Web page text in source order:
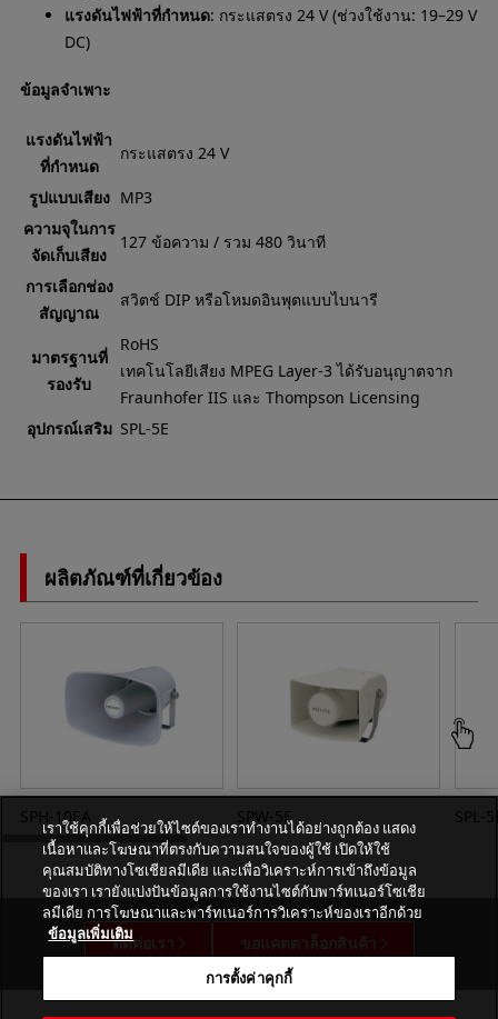
แรงดันไฟฟ้าที่กำหนด: กระแสตรง 24 V (ช่วงใช้งาน: 19–29 V
DC)
ข้อมูลจำเพาะ
แรงดันไฟฟ้า
ที่กำหนด
กระแสตรง 24 V
รูปแบบเสียง MP3
ความจุในการ
จัดเก็บเสียง
127 ข้อความ / รวม 480 วินาที
การเลือกช่อง
สัญญาณ
สวิตช์ DIP หรือโหมดอินพุตแบบไบนารี
มาตรฐานที่
รองรับ
RoHS
เทคโนโลยีเสียง MPEG Layer-3 ได้รับอนุญาตจาก
Fraunhofer IIS และ Thompson Licensing
อุปกรณ์เสริม SPL-5E
ผลิตภัณฑ์ที่เกี่ยวข้อง
SPH-10EA SPW-5E SPL-
ติดต่อเรา ขอแคตตาล็อกสินค้า
เราใช้คุกกี้เพื่อช่วยให้ไซต์ของเราทำงานได้อย่างถูกต้อง แสดง
เนื้อหาและโฆษณาที่ตรงกับความสนใจของผู้ใช้ เปิดให้ใช้
คุณสมบัติทางโซเชียลมีเดีย และเพื่อวิเคราะห์การเข้าถึงข้อมูล
ของเรา เรายังแบ่งปันข้อมูลการใช้งานไซต์กับพาร์ทเนอร์โซเชีย
ลมีเดีย การโฆษณาและพาร์ทเนอร์การวิเคราะห์ของเราอีกด้วย
ข้อมูลเพิ่มเติม
การตั้งค่าคุกกี้